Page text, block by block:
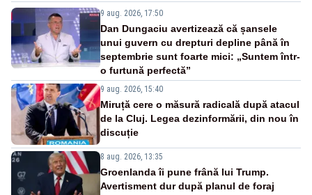
9 aug. 2026, 17:50
Dan Dungaciu avertizează că șansele
unui guvern cu drepturi depline până în
septembrie sunt foarte mici: „Suntem într-
o furtună perfectă”
9 aug. 2026, 15:40
Miruță cere o măsură radicală după atacul
de la Cluj. Legea dezinformării, din nou în
discuție
8 aug. 2026, 13:35
Groenlanda îi pune frână lui Trump.
Avertisment dur după planul de foraj